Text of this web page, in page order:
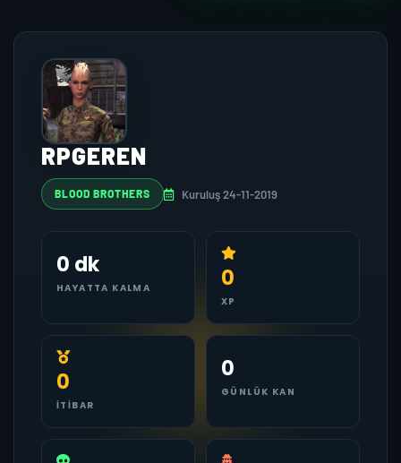
RPGEREN
BLOOD BROTHERS Kuruluş 24-11-2019
0 dk
HAYATTA KALMA 0
XP
0
İTIBAR
0
GÜNLÜK KAN